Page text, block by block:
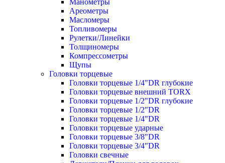
Манометры
Ареометры
Масломеры
Топливомеры
Рулетки/Линейки
Толщиномеры
Компрессометры
Щупы
Головки торцевые
Головки торцевые 1/4"DR глубокие
Головки торцевые внешний TORX
Головки торцевые 1/2"DR глубокие
Головки торцевые 1/2"DR
Головки торцевые 1/4"DR
Головки торцевые ударные
Головки торцевые 3/8"DR
Головки торцевые 3/4"DR
Головки свечные